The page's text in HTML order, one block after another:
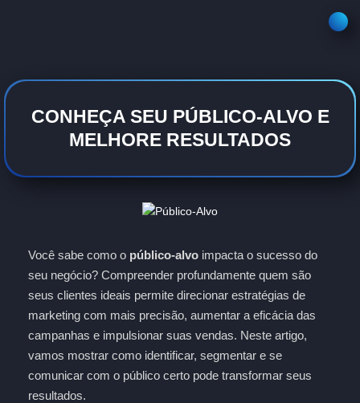
CONHEÇA SEU PÚBLICO-ALVO E
MELHORE RESULTADOS
Você sabe como o público-alvo impacta o sucesso do
seu negócio? Compreender profundamente quem são
seus clientes ideais permite direcionar estratégias de
marketing com mais precisão, aumentar a eficácia das
campanhas e impulsionar suas vendas. Neste artigo,
vamos mostrar como identificar, segmentar e se
comunicar com o público certo pode transformar seus
resultados.